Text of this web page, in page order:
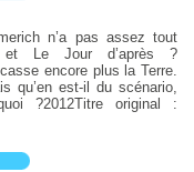
n’a pas assez tout
et Le Jour d’après ?
encore plus la Terre.
qu’en est-il du scénario,
?2012Titre original :